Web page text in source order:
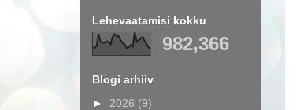
Lehevaatamisi kokku
982,366
Blogi arhiiv
► 2026 (9)